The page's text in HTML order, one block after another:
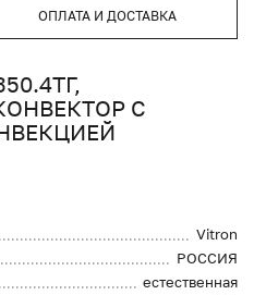
ОПЛАТА И ДОСТАВКА
С
Vitron
РОССИЯ
естественная